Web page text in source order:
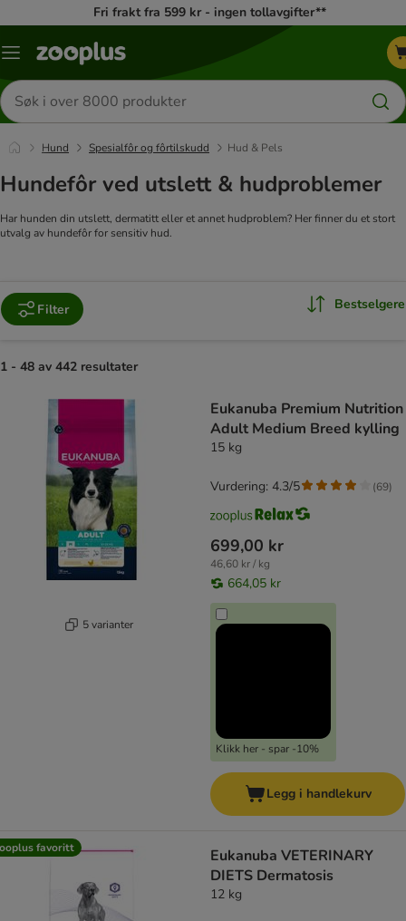
Fri frakt fra 599 kr - ingen tollavgifter**
Katalogmeny
Søk
etter
produkter
Hund Spesialfôr og fôrtilskudd Hud & Pels
Hundefôr ved utslett & hudproblemer
Har hunden din utslett, dermatitt eller et annet hudproblem? Her finner du et stort
utvalg av hundefôr for sensitiv hud.
Filter Bestselgere
1 - 48 av 442 resultater
5 varianter
Eukanuba Premium Nutrition
Adult Medium Breed kylling
15 kg
699,00 kr
46,60 kr / kg
664,05 kr
Klikk her - spar -10%
Vurdering: 4.3/5 (69)
Legg i handlekurv
favoritt
Eukanuba VETERINARY
DIETS Dermatosis
12 kg